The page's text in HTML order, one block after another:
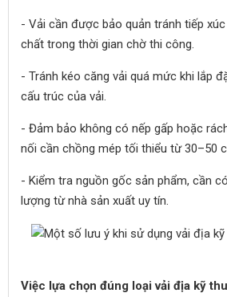
- Vải cần được bảo quản tránh tiếp
chất trong thời gian chờ thi công.
- Tránh kéo căng vải quá mức khi lắp
cấu trúc của vải.
- Đảm bảo không có nếp gấp hoặc
nối cần chồng mép tối thiểu từ 30–50
- Kiểm tra nguồn gốc sản phẩm, cần
lượng từ nhà sản xuất uy tín.
Việc lựa chọn đúng loại vải địa kỹ